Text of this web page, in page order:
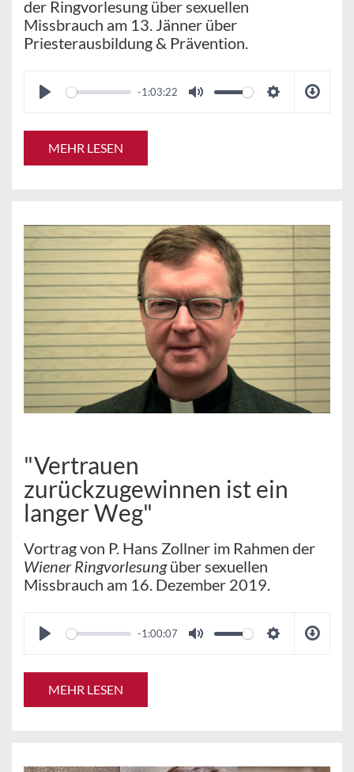
der Ringvorlesung über sexuellen
Missbrauch am 13. Jänner über
Priesterausbildung & Prävention.
-1:03:22
MEHR LESEN
"Vertrauen
zurückzugewinnen ist ein
langer Weg"
Vortrag von P. Hans Zollner im Rahmen der
Wiener Ringvorlesungüber sexuellen
Missbrauch am 16. Dezember 2019.
-1:00:07
MEHR LESEN